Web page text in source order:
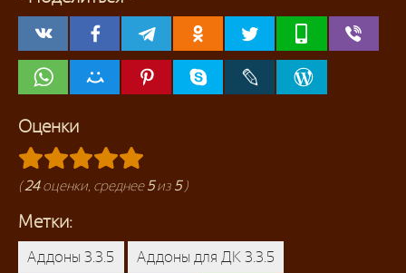
Оценки
(24оценки, среднее5из 5)
Метки:
Аддоны 3.3.5 Аддоны для ДК 3.3.5